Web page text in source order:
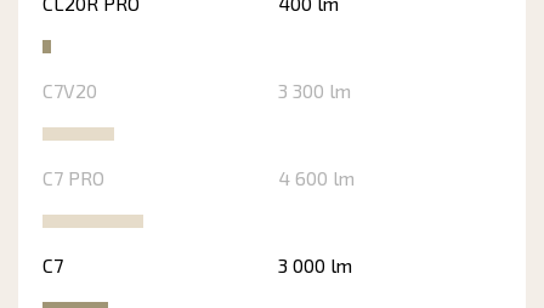
C7V20 3 300 lm
C7 PRO 4 600 lm
C7 3 000 lm